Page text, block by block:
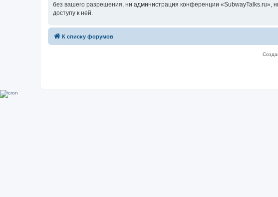
без вашего разрешения, ни администрация конференции «SubwayTalks.ru»,
доступу к ней.
К списку форумов